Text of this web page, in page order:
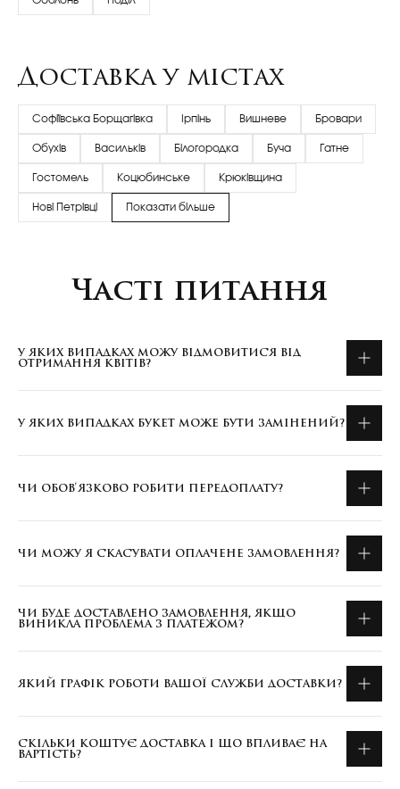
Доставка у містах
Софіївська Борщагівка Ірпінь Вишневе Бровари
Обухів Васильків Білогородка Буча Гатне
Гостомель Коцюбинське Крюківщина
Нові Петрівці Показати більше
Часті питання
У ЯКИХ ВИПАДКАХ МОЖУ ВІДМОВИТИСЯ ВІД
ОТРИМАННЯ КВІТІВ?
У ЯКИХ ВИПАДКАХ БУКЕТ МОЖЕ БУТИ ЗАМІНЕНИЙ?
ЧИ ОБОВ'ЯЗКОВО РОБИТИ ПЕРЕДОПЛАТУ?
ЧИ МОЖУ Я СКАСУВАТИ ОПЛАЧЕНЕ ЗАМОВЛЕННЯ?
ЧИ БУДЕ ДОСТАВЛЕНО ЗАМОВЛЕННЯ, ЯКЩО
ВИНИКЛА ПРОБЛЕМА З ПЛАТЕЖОМ?
ЯКИЙ ГРАФІК РОБОТИ ВАШОЇ СЛУЖБИ ДОСТАВКИ?
СКІЛЬКИ КОШТУЄ ДОСТАВКА І ЩО ВПЛИВАЄ НА
ВАРТІСТЬ?